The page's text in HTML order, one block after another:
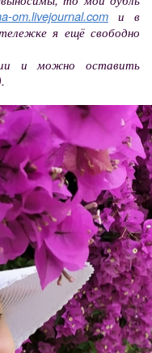
om.livejournal.com и в
я ещё свободно
и можно оставить